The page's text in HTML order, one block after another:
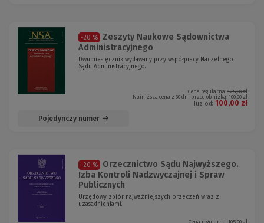
-20 %
Zeszyty Naukowe Sądownictwa
Administracyjnego
Dwumiesięcznik wydawany przy współpracy Naczelnego
Sądu Administracyjnego.
Cena regularna: 125,00 zł
Najniższa cena z 30 dni przed obniżką: 100,00 zł
Już od: 100,00 zł
Pojedynczy numer
-20 %
Orzecznictwo Sądu Najwyższego.
Izba Kontroli Nadzwyczajnej i Spraw
Publicznych
Urzędowy zbiór najważniejszych orzeczeń wraz z
uzasadnieniami.
Cena regularna: 105,00 zł